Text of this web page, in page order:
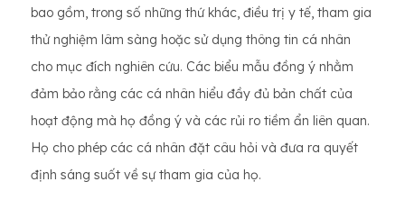
bao gồm, trong số những thứ khác, điều trị y tế, tham gia
thử nghiệm lâm sàng hoặc sử dụng thông tin cá nhân
cho mục đích nghiên cứu. Các biểu mẫu đồng ý nhằm
đảm bảo rằng các cá nhân hiểu đầy đủ bản chất của
hoạt động mà họ đồng ý và các rủi ro tiềm ẩn liên quan.
Họ cho phép các cá nhân đặt câu hỏi và đưa ra quyết
định sáng suốt về sự tham gia của họ.